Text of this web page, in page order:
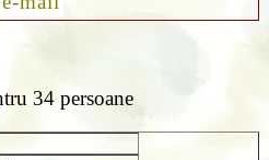
34 persoane